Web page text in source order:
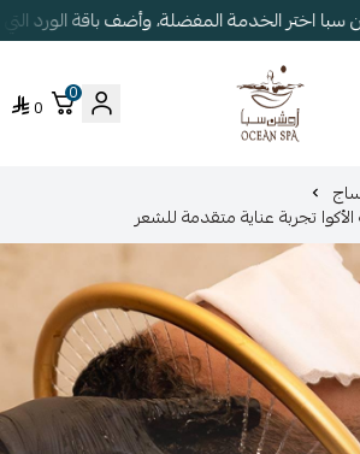
اختر الخدمة المفضلة، وأضف باقة الورد
أوشن سبا
0
0
تجربة عناية متقدمة للشعر